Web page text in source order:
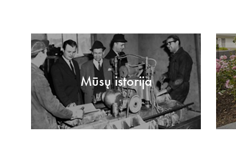
Mūsų istorija